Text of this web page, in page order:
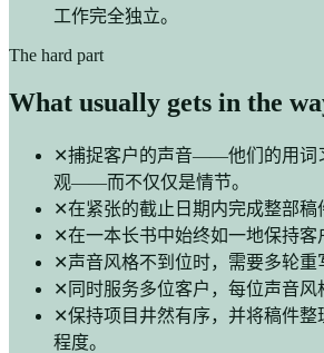
工作完全独立。
The hard part
What usually gets in the
✕捕捉客户的声音——他们的用词
观——而不仅仅是情节。
✕在紧张的截止日期内完成整部稿
✕在一本长书中始终如一地保持客
✕声音风格不到位时，需要多轮重
✕ 同时服务多位客户，每位声音风
✕保持项目井然有序，并将稿件整
程度。